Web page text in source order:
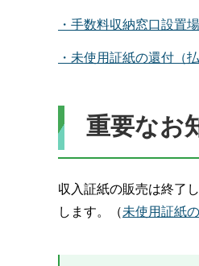
・手数料収納窓口設置
・未使用証紙の還付（
重要なお
収入証紙の販売は終了
します。（未使用証紙